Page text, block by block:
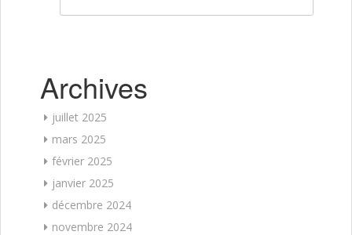
Archives
juillet 2025
mars 2025
février 2025
janvier 2025
décembre 2024
novembre 2024